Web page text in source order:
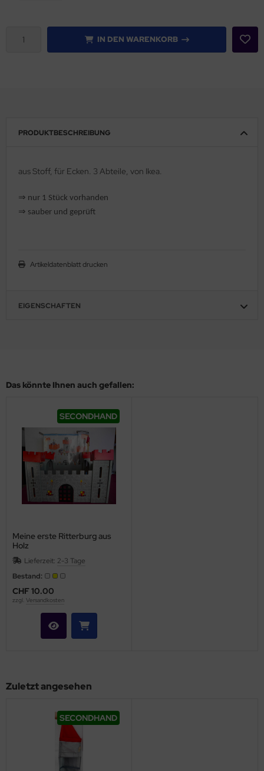
IN DEN WARENKORB
PRODUKTBESCHREIBUNG
aus Stoff, für Ecken. 3 Abteile, von Ikea.
⇒ nur 1 Stück vorhanden
⇒ sauber und geprüft
Artikeldatenblatt drucken
EIGENSCHAFTEN
Das könnte Ihnen auch gefallen:
SECONDHAND
Meine erste Ritterburg aus
Holz
Lieferzeit: 2-3 Tage
Bestand:
CHF 10.00
zzgl. Versandkosten
Zuletzt angesehen
SECONDHAND